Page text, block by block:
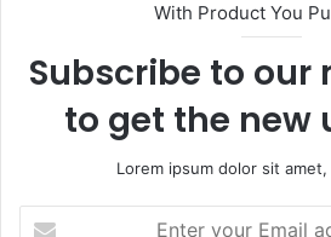
e
With Product You
Subscribe to
to get the new
Lorem ipsum dolor sit